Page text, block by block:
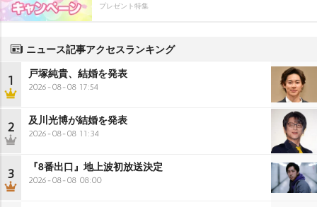
プレゼント特集
ニュース記事アクセスランキング
1 戸塚純貴、結婚を発表
2026-08-08 17:54
2 及川光博が結婚を発表
2026-08-08 11:34
3 『8番出口』地上波初放送決定
2026-08-08 08:00